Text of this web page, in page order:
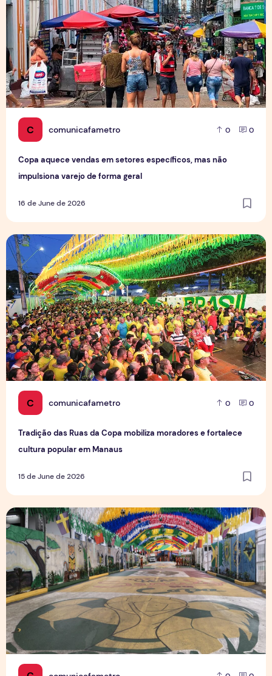
C comunicafametro 0 0
Copa aquece vendas em setores específicos, mas não
impulsiona varejo de forma geral
16 de June de 2026
C comunicafametro 0 0
Tradição das Ruas da Copa mobiliza moradores e fortalece
cultura popular em Manaus
15 de June de 2026
Tradição das Ruas da Copa mobiliza moradores e
Rua da Copa na Compensa: Os preparativos da Semulsp